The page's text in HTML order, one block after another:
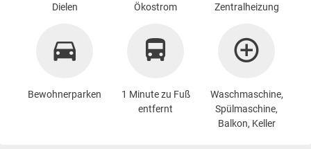
Dielen Ökostrom Zentralheizung
Bewohnerparken
1 Minute zu Fuß
entfernt
Waschmaschine,
Spülmaschine,
Balkon, Keller